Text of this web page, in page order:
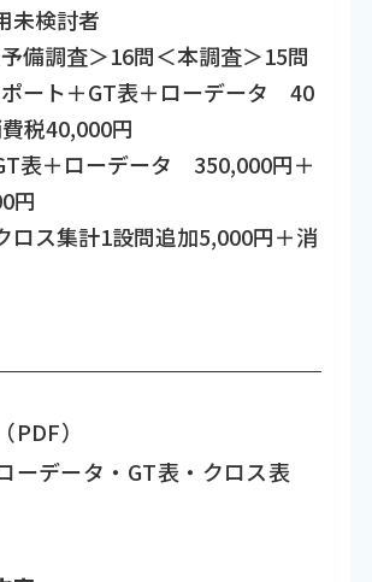
未検討者
備調査＞16問＜本調査＞15問
ート＋GT表＋ローデータ 40
税40,000円
ローデータ 350,000円＋
円
計1設問追加5,000円＋消
PDF）
ーデータ・GT表・クロス表